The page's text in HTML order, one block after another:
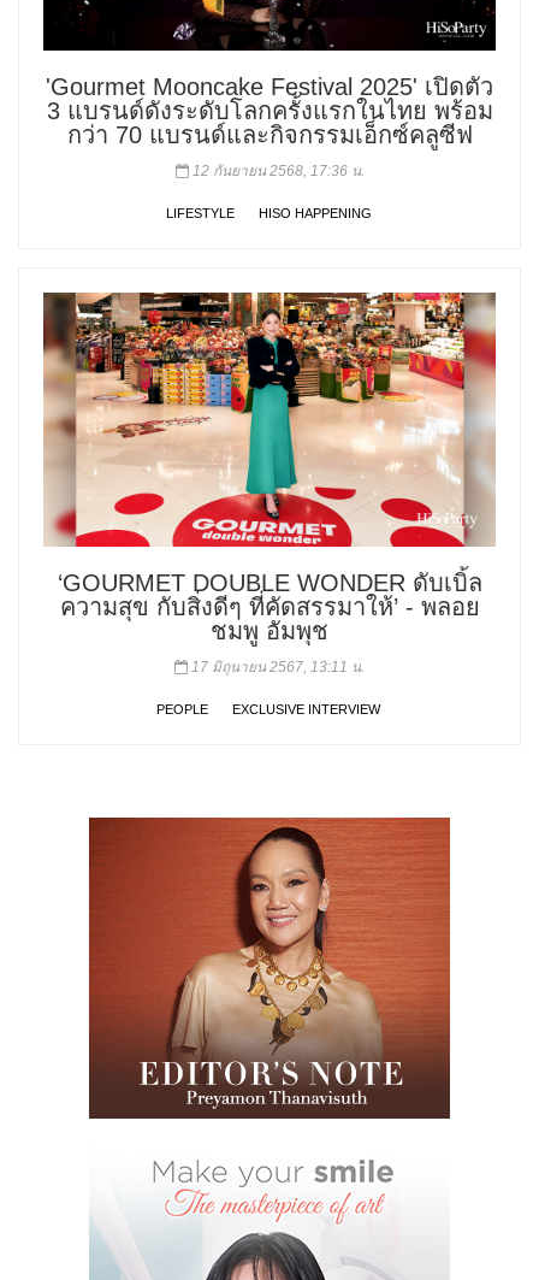
'Gourmet Mooncake Festival 2025' เปิดตัว
3 แบรนด์ดังระดับโลกครั้งแรกในไทย พร้อม
กว่า 70 แบรนด์และกิจกรรมเอ็กซ์คลูซีฟ
12 กันยายน 2568, 17:36 น.
LIFESTYLE HISO HAPPENING
‘GOURMET DOUBLE WONDER ดับเบิ้ล
ความสุข กับสิ่งดีๆ ที่คัดสรรมาให้’ - พลอย
ชมพู อัมพุช
17 มิถุนายน 2567, 13:11 น.
PEOPLE EXCLUSIVE INTERVIEW